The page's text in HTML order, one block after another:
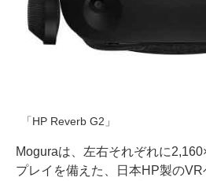
「HP Reverb G2」
Moguraは、左右それぞれに
プレイを備えた、日本HP製の